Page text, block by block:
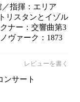
／指揮：エリア
リスタンとイゾル
ナー：交響曲第3
ヴァーク：1873
レビューを書く